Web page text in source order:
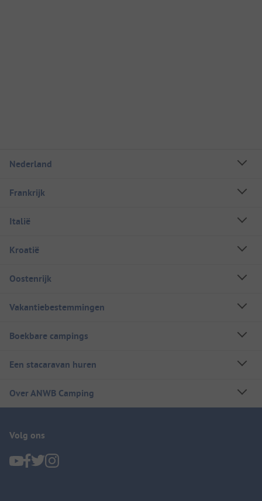
Nederland
Frankrijk
Italië
Kroatië
Oostenrijk
Vakantiebestemmingen
Boekbare campings
Een stacaravan huren
Over ANWB Camping
Volg ons